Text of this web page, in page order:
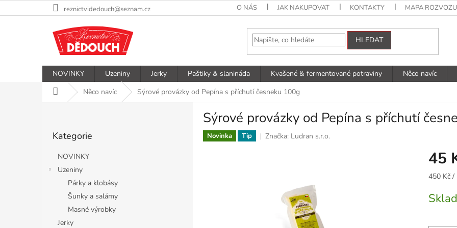
na
reznictvidedouch@seznam.cz O NÁS JAK NAKUPOVAT KONTAKTY MAPA ROZVOZU
HLEDAT
NOVINKY Uzeniny Jerky Paštiky & slanináda Kvašené & fermentované potraviny Něco navíc
Domů Něco navíc Sýrové provázky od Pepína s příchutí česneku 100g
kategorie
Kategorie
NOVINKY
Uzeniny
Párky a klobásy
Šunky a salámy
Masné výrobky
Jerky
Sýrové provázky od Pepína s příchutí
Novinka Tip Značka: Ludran s.r.o.
45
Měrná
450 Kč /